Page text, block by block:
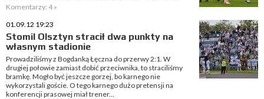
Komentarzy: 4 »
01.09.12 19:23
Stomil Olsztyn stracił dwa punkty na
własnym stadionie
Prowadziliśmy z Bogdanką Łęczna do przerwy 2:1. W
drugiej połowie zamiast dobić przeciwnika, to straciliśmy
bramkę. Mogło być jeszcze gorzej, bo karnego nie
wykorzystali goście. O tego karnego dużo pretensji na
konferencji prasowej miał trener...